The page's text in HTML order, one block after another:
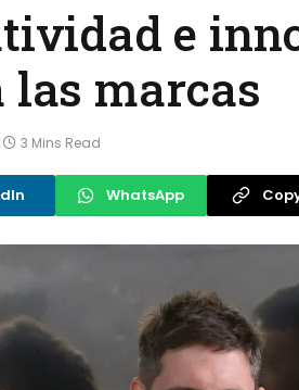
e
las marcas
3 Mins Read
WhatsApp